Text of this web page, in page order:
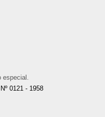
0121 - 1958